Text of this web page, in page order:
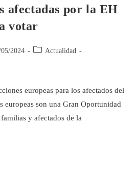
afectadas por la EH
votar
2024
Actualidad
europeas para los afectados del
europeas son una Gran Oportunidad
y afectados de la